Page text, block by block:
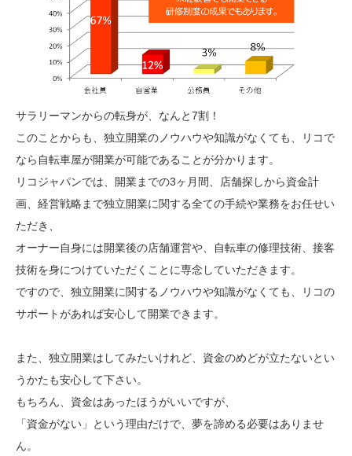
サラリーマンからの転身が、なんと7割！
このことからも、独立開業のノウハウや知識がなくても、リコで
なら自転車屋が開業が可能であることが分かります。
リコジャパンでは、開業までの3ヶ月間、店舗探しから資金計
画、経営戦略まで独立開業に関する全ての手続や業務をお任せい
ただき、
オーナー自身には開業後の店舗運営や、自転車の修理技術、接客
技術を身につけていただくことに専念していただきます。
ですので、独立開業に関するノウハウや知識がなくても、リコの
サポートがあれば安心して開業できます。
また、独立開業はしてみたいけれど、資金のめどが立たないとい
うかたも安心して下さい。
もちろん、資金はあったほうがいいですが、
「資金がない」という理由だけで、夢を諦める必要はありませ
ん。